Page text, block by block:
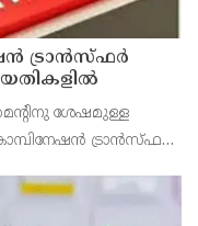
ട്രാൻസ്ഫർ
ശേഷമുള്ള
ട്രാൻസ്ഫർ